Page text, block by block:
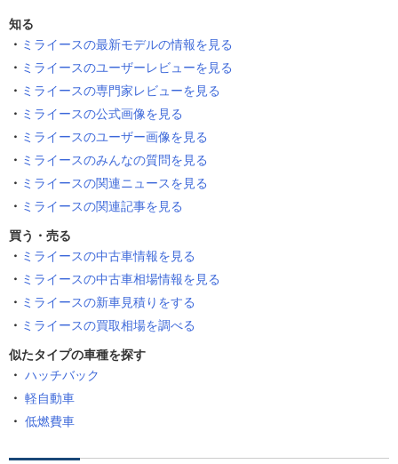
知る
ミライースの最新モデルの情報を見る
ミライースのユーザーレビューを見る
ミライースの専門家レビューを見る
ミライースの公式画像を見る
ミライースのユーザー画像を見る
ミライースのみんなの質問を見る
ミライースの関連ニュースを見る
ミライースの関連記事を見る
買う・売る
ミライースの中古車情報を見る
ミライースの中古車相場情報を見る
ミライースの新車見積りをする
ミライースの買取相場を調べる
似たタイプの車種を探す
ハッチバック
軽自動車
低燃費車